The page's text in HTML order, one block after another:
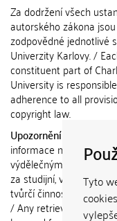
Tyto
Za dodržení všech
autorského zákona jsou
zodpovědné jednotlivé
Univerzity Karlovy. /
constituent part of
University is
adherence to all
copyright law.
Upozornění / Notice:
informace nemohou
výdělečným účelům
za studijní, vědeckou
tvůrčí činnost jiné
/ Any retrieved